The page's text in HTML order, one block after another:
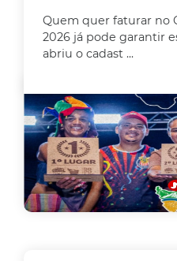
Quem quer faturar no
2026 já pode garantir
abriu o cadast ...